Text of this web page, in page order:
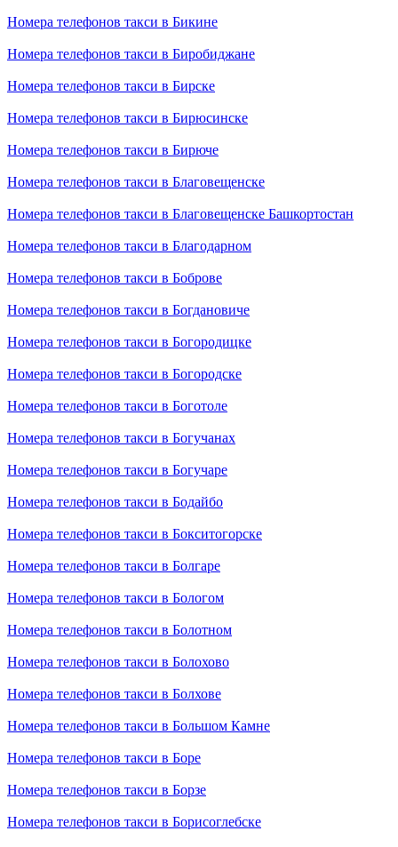
Номера телефонов такси в Бикине
Номера телефонов такси в Биробиджане
Номера телефонов такси в Бирске
Номера телефонов такси в Бирюсинске
Номера телефонов такси в Бирюче
Номера телефонов такси в Благовещенске
Номера телефонов такси в Благовещенске Башкортостан
Номера телефонов такси в Благодарном
Номера телефонов такси в Боброве
Номера телефонов такси в Богдановиче
Номера телефонов такси в Богородицке
Номера телефонов такси в Богородске
Номера телефонов такси в Боготоле
Номера телефонов такси в Богучанах
Номера телефонов такси в Богучаре
Номера телефонов такси в Бодайбо
Номера телефонов такси в Бокситогорске
Номера телефонов такси в Болгаре
Номера телефонов такси в Бологом
Номера телефонов такси в Болотном
Номера телефонов такси в Болохово
Номера телефонов такси в Болхове
Номера телефонов такси в Большом Камне
Номера телефонов такси в Боре
Номера телефонов такси в Борзе
Номера телефонов такси в Борисоглебске